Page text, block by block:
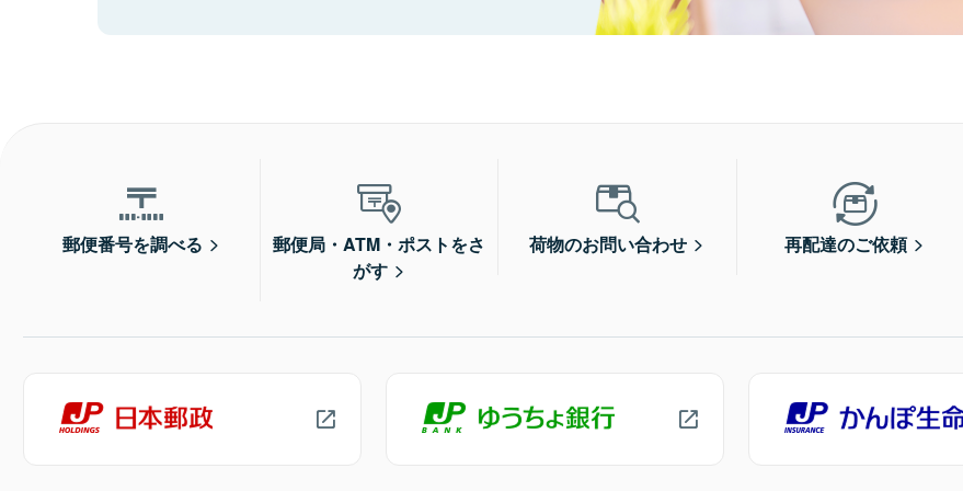
郵便番号を調べる
郵便局・ATM・ポストをさ
がす
荷物のお問い合わせ 再配達のご依頼